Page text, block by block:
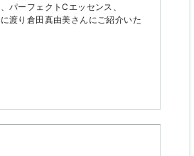
パーフェクトCエッセンス、
渡り倉田真由美さんにご紹介いた